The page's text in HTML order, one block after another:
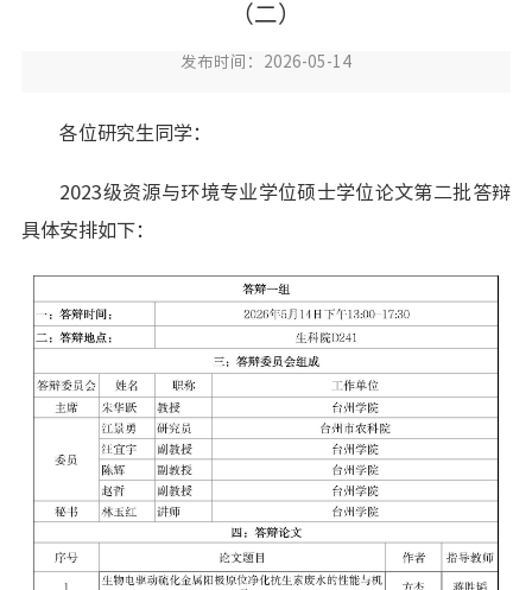
（二）
发布时间：2026-05-14
各位研究生同学：
2023级资源与环境专业学位硕士学位论文第二批答辩
具体安排如下：